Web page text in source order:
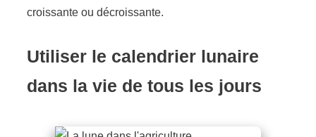
croissante ou décroissante.
Utiliser le calendrier lunaire
dans la vie de tous les jours